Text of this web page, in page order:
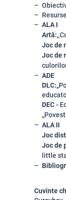
ALA I
Artă:,,
Joc de
Joc de
ADE
DLC:
DEC -
ALA II
Joc
Joc de
little
Cuvinte